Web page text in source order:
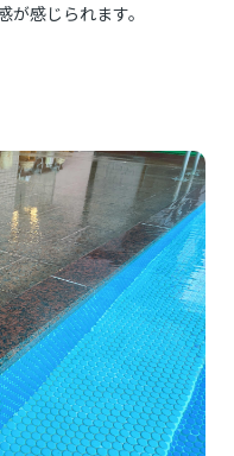
感じられます。